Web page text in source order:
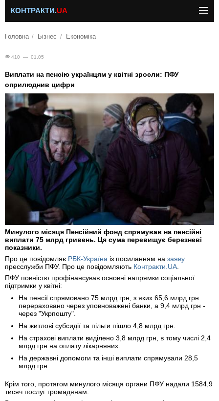
КОНТРАКТИ.UA
Головна Бізнес Економіка
410 — 01.05
Виплати на пенсію українцям у квітні зросли: ПФУ
оприлюднив цифри
Минулого місяця Пенсійний фонд спрямував на пенсійні
виплати 75 млрд гривень. Ця сума перевищує березневі
показники.
Про це повідомляє РБК-Україна із посиланням на заяву
пресслужби ПФУ. Про це повідомляють Контракти.UA
ПФУ повністю профінансував основні напрямки соціальної
підтримки у квітні:
На пенсії спрямовано 75 млрд грн, з яких 65,6 млрд грн
перераховано через уповноважені банки, а 9,4 млрд грн -
через "Укрпошту".
На житлові субсидії та пільги пішло 4,8 млрд грн.
На страхові виплати виділено 3,8 млрд грн, в тому числі 2,4
млрд грн на оплату лікарняних.
На державні допомоги та інші виплати спрямували 28,5
млрд грн.
Крім того, протягом минулого місяця органи ПФУ надали 1584,9
тисяч послуг громадянам.